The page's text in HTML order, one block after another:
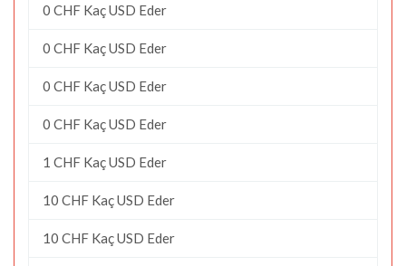
0 CHF Kaç USD Eder
0 CHF Kaç USD Eder
0 CHF Kaç USD Eder
0 CHF Kaç USD Eder
1 CHF Kaç USD Eder
10 CHF Kaç USD Eder
10 CHF Kaç USD Eder